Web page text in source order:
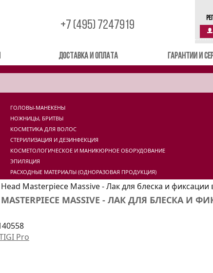
+7 (495) 7247919
Доставка и оплата Гарантии и
ГОЛОВЫ-МАНЕКЕНЫ
НОЖНИЦЫ, БРИТВЫ
КОСМЕТИКА ДЛЯ ВОЛОС
СТЕРИЛИЗАЦИЯ И ДЕЗИНФЕКЦИЯ
КОСМЕТОЛОГИЧЕСКОЕ И МАНИКЮРНОЕ ОБОРУДОВАНИЕ
ЭПИЛЯЦИЯ
РАСХОДНЫЕ МАТЕРИАЛЫ (ОДНОРАЗОВАЯ ПРОДУКЦИЯ)
Masterpiece Massive - Лак для блеска и фиксации
MASTERPIECE MASSIVE - ЛАК ДЛЯ БЛЕСКА И
Pro